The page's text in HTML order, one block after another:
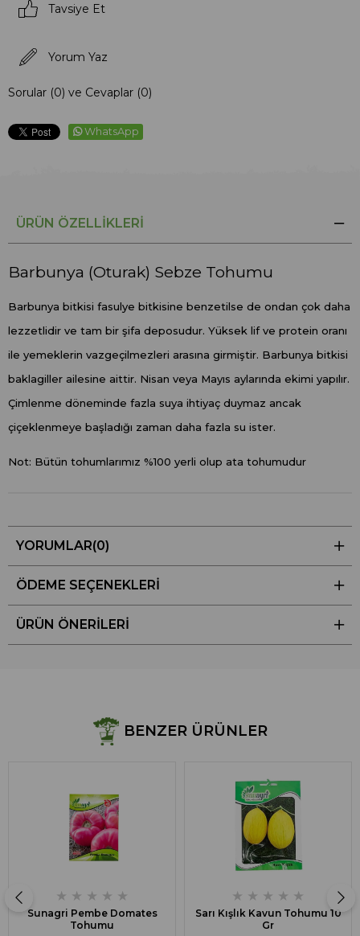
Tavsiye Et
Yorum Yaz
Sorular (0) ve Cevaplar (0)
WhatsApp
ÜRÜN ÖZELLIKLERI
Barbunya (Oturak) Sebze Tohumu
Barbunya bitkisi fasulye bitkisine benzetilse de ondan çok daha
lezzetlidir ve tam bir şifa deposudur. Yüksek lif ve protein oranı
ile yemeklerin vazgeçilmezleri arasına girmiştir. Barbunya bitkisi
baklagiller ailesine aittir. Nisan veya Mayıs aylarında ekimi yapılır.
Çimlenme döneminde fazla suya ihtiyaç duymaz ancak
çiçeklenmeye başladığı zaman daha fazla su ister.
Not: Bütün tohumlarımız %100 yerli olup ata tohumudur
YORUMLAR(0)
ÖDEME SEÇENEKLERI
ÜRÜN ÖNERILERI
BENZER ÜRÜNLER
★ ★ ★ ★ ★
Sunagri Pembe Domates
Tohumu
★ ★ ★ ★ ★
Sarı Kışlık Kavun Tohumu 10
Gr